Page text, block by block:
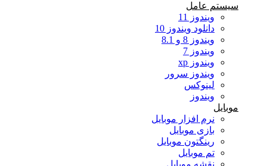
سیستم عامل
ویندوز 11
دانلود ویندوز 10
ویندوز 8 و 8.1
ویندوز 7
ویندوز xp
ویندوز سرور
لینوکس
ویندوز
موبایل
نرم افزار موبایل
بازی موبایل
رینگتون موبایل
تم موبایل
نقشه موبایل